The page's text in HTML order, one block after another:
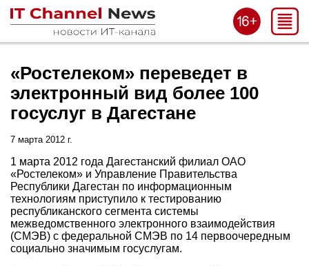
«Ростелеком» переведет в
электронный вид более 100
госуслуг в Дагестане
7 марта 2012 г.
1 марта 2012 года Дагестанский филиал ОАО
«Ростелеком» и Управление Правительства
Республики Дагестан по информационным
технологиям приступило к тестированию
республиканского сегмента системы
межведомственного электронного взаимодействия
(СМЭВ) с федеральной СМЭВ по 14 первоочередным
социально значимым госуслугам.